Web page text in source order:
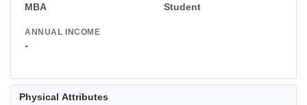
MBA Student
ANNUAL INCOME
-
Physical Attributes